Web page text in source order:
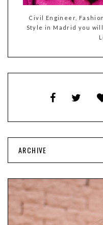
Civil Engineer,
Style in Madrid you
ARCHIVE